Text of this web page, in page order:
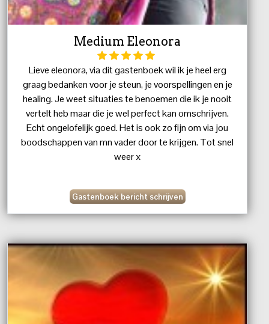
Medium Eleonora
Lieve eleonora, via dit gastenboek wil ik je heel erg
graag bedanken voor je steun, je voorspellingen en je
healing. Je weet situaties te benoemen die ik je nooit
vertelt heb maar die je wel perfect kan omschrijven.
Echt ongelofelijk goed. Het is ook zo fijn om via jou
boodschappen van mn vader door te krijgen. Tot snel
weer x
Gastenboek bericht schrijven